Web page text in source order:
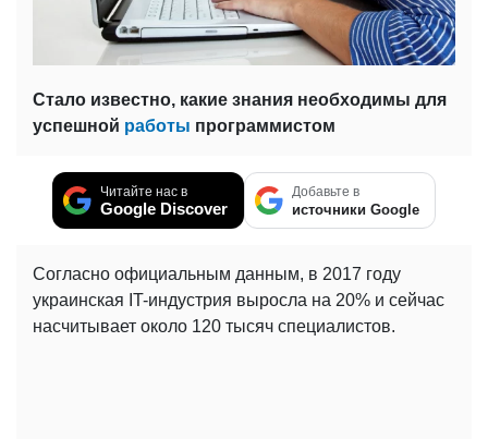
Стало известно, какие знания необходимы для
успешной работы программистом
Читайте нас в
Google Discover
Добавьте в
источники Google
Согласно официальным данным, в 2017 году
украинская IT-индустрия выросла на 20% и сейчас
насчитывает около 120 тысяч специалистов.